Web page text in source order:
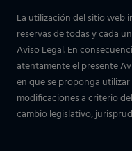
La utilización del sitio web
reservas de todas y cada
Aviso Legal. En
atentamente el presente
en que se proponga
modificaciones a criterio
cambio legislativo,